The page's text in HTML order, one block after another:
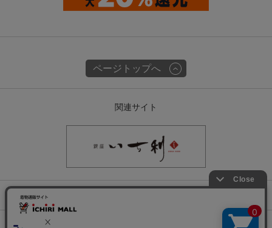
ページトップへ
関連サイト
会社概要
古物営業許可